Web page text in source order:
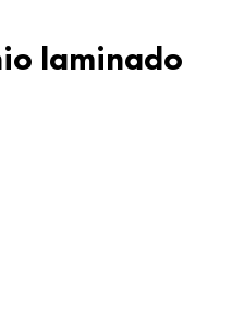
laminado